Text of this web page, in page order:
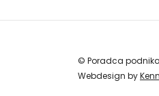
© Poradca
Webdesign by